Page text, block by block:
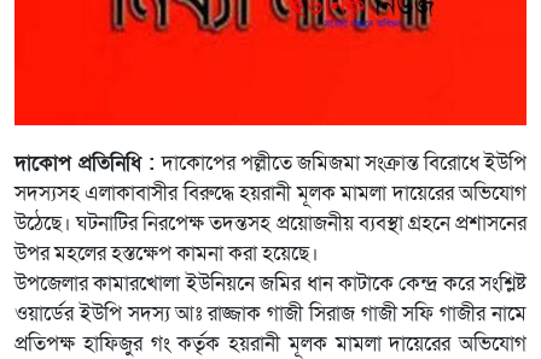
দাকোপ প্রতিনিধি :দাকোপের পল্লীতে জমিজমা সংক্রান্ত বিরোধে ইউপি
সদস্যসহ এলাকাবাসীর বিরুদ্ধে হয়রানী মূলক মামলা দায়েরের অভিযোগ
উঠেছে। ঘটনাটির নিরপেক্ষ তদন্তসহ প্রয়োজনীয় ব্যবস্থা গ্রহনে প্রশাসনের
উপর মহলের হস্তক্ষেপ কামনা করা হয়েছে।
উপজেলার কামারখোলা ইউনিয়নে জমির ধান কাটাকে কেন্দ্র করে সংশ্লিষ্ট
ওয়ার্ডের ইউপি সদস্য আঃ রাজ্জাক গাজী সিরাজ গাজী সফি গাজীর নামে
প্রতিপক্ষ হাফিজুর গং কর্তৃক হয়রানী মূলক মামলা দায়েরের অভিযোগ